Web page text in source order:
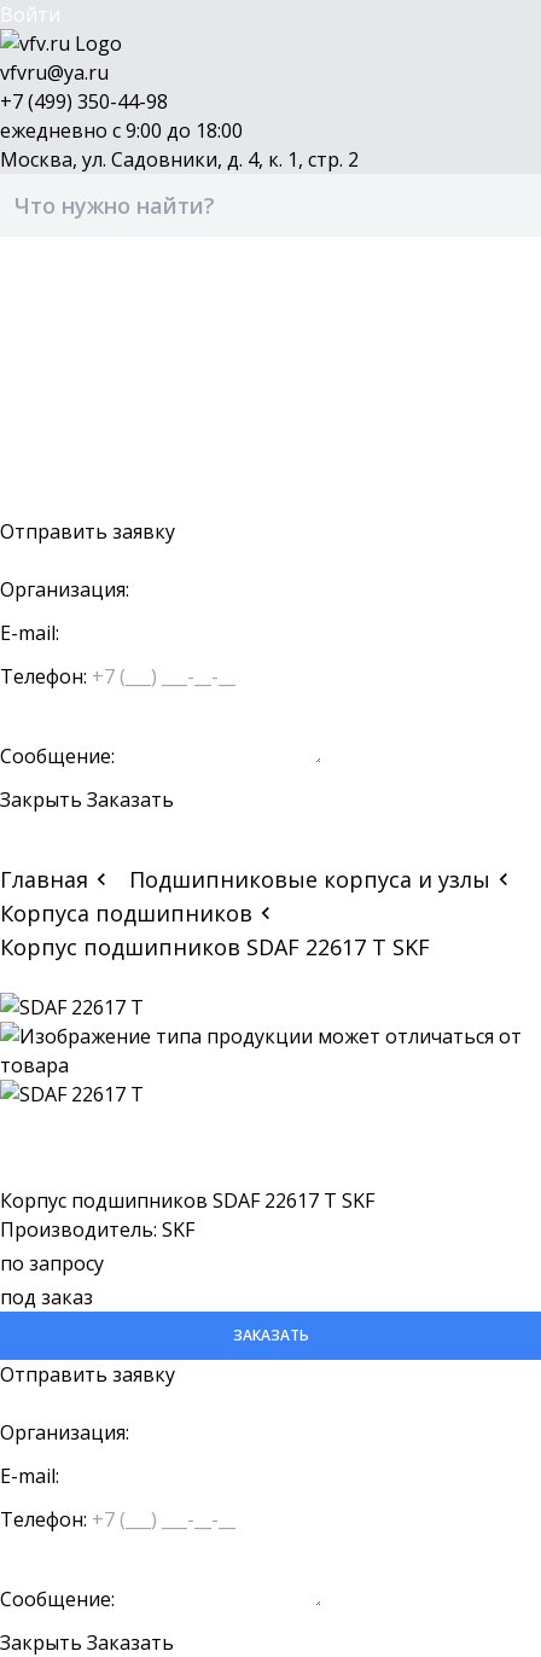
Войти
vfvru@ya.ru
+7 (499) 350-44-98
ежедневно с 9:00 до 18:00
Москва, ул. Садовники, д. 4, к. 1, стр. 2
Отправить заявку
Организация:
E-mail:
Телефон:
Сообщение:
Закрыть Заказать
Главная
Подшипниковые корпуса и узлы
Корпуса подшипников
Корпус подшипников SDAF 22617 T SKF
Корпус подшипников SDAF 22617 T SKF
Производитель: SKF
по запросу
под заказ
ЗАКАЗАТЬ
Отправить заявку
Организация:
E-mail:
Телефон:
Сообщение:
Закрыть Заказать